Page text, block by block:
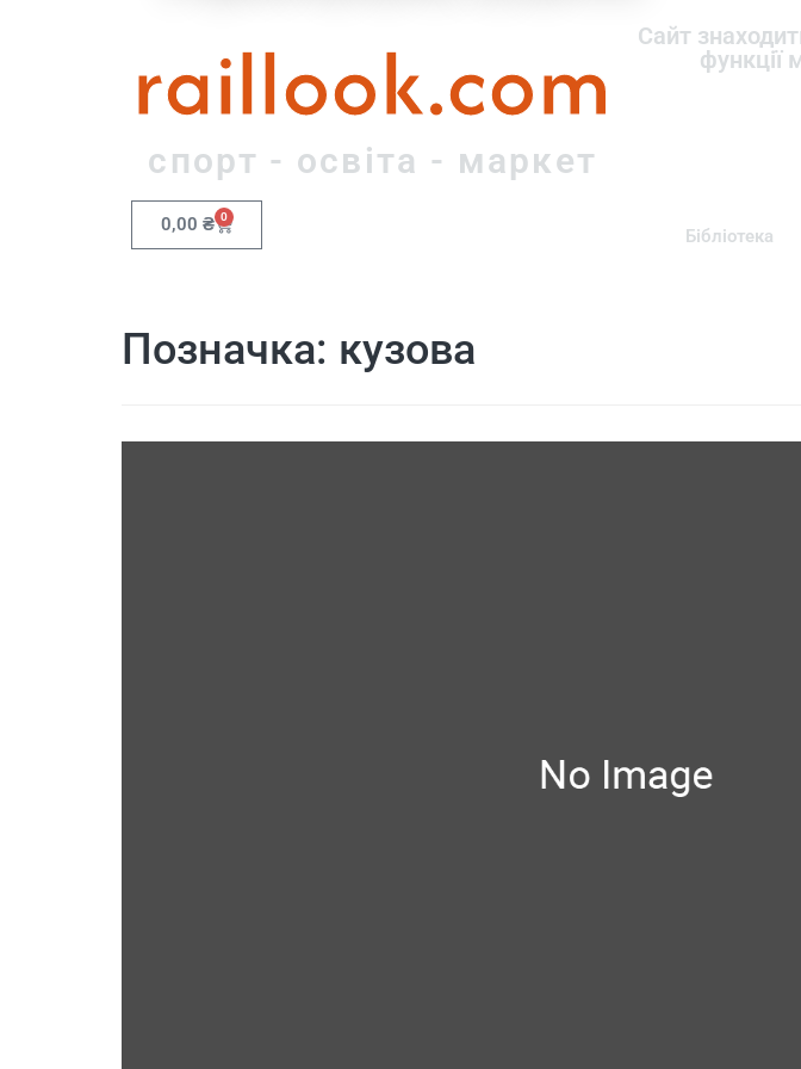
raillook.com
спорт - освіта - маркет
Сайт
функції
0,00 ₴ 0
Бібліотека
Позначка: кузова